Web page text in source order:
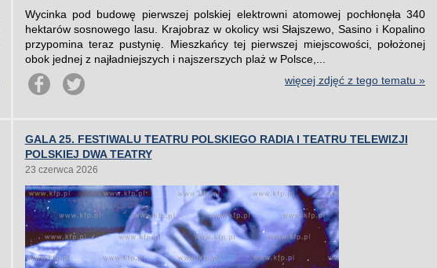
Wycinka pod budowę pierwszej polskiej elektrowni atomowej pochłonęła 340
hektarów sosnowego lasu. Krajobraz w okolicy wsi Słajszewo, Sasino i Kopalino
przypomina teraz pustynię. Mieszkańcy tej pierwszej miejscowości, położonej
obok jednej z najładniejszych i najszerszych plaż w Polsce,...
więcej zdjęć z tego tematu »
GALA 25. FESTIWALU TEATRU POLSKIEGO RADIA I TEATRU TELEWIZJI
POLSKIEJ DWA TEATRY
23 czerwca 2026